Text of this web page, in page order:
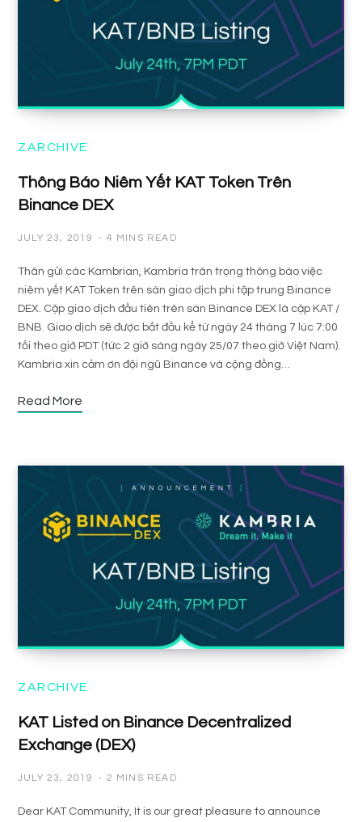
ZARCHIVE
Thông Báo Niêm Yết KAT Token Trên
Binance DEX
JULY 23, 2019 4 MINS READ
Thân gửi các Kambrian, Kambria trân trọng thông báo việc
niêm yết KAT Token trên sàn giao dịch phi tập trung Binance
DEX. Cặp giao dịch đầu tiên trên sàn Binance DEX là cặp KAT /
BNB. Giao dịch sẽ được bắt đầu kể từ ngày 24 tháng 7 lúc 7:00
tối theo giờ PDT (tức 2 giờ sáng ngày 25/07 theo giờ Việt Nam).
Kambria xin cảm ơn đội ngũ Binance và cộng đồng…
Read More
ZARCHIVE
KAT Listed on Binance Decentralized
Exchange (DEX)
JULY 23, 2019 2 MINS READ
Dear KAT Community, It is our great pleasure to announce